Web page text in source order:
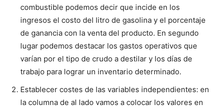
combustible podemos decir que incide en los
ingresos el costo del litro de gasolina y el porcentaje
de ganancia con la venta del producto. En segundo
lugar podemos destacar los gastos operativos que
varían por el tipo de crudo a destilar y los días de
trabajo para lograr un inventario determinado.
Establecer costes de las variables independientes: en
la columna de al lado vamos a colocar los valores en